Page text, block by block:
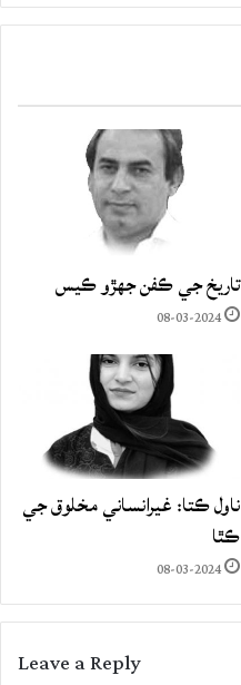
تاريخ جي ڪفن جھڙو ڪيس
08-03-2024
ناول ڪتا: غيرانساني مخلوق جي
ڪٿا
08-03-2024
Leave a Reply